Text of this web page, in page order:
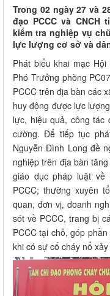
Trong 02 ngày 27 và
đạo PCCC và
kiểm tra nghiệp vụ
lực lượng cơ sở và
Phát biểu khai mạc
Phó Trưởng phòng
PCCC trên địa bàn các
huy động được lực
lực, hiệu quả, công tác
cường. Để tiếp tục
Nguyễn Đình Long đề
nghiệp trên địa bàn
giáo dục pháp luật về
PCCC; thường xuyên
quan, đơn vị, doanh
sót về PCCC, trang bị
PCCC tại chỗ, góp
khi có sự cố cháy nổ xảy